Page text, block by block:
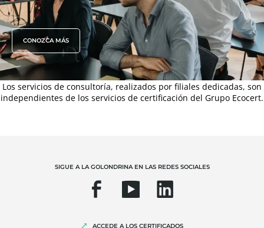
CONOZCA MÁS
Los servicios de consultoría, realizados por filiales dedicadas, son
independientes de los servicios de certificación del Grupo Ecocert.
SIGUE A LA GOLONDRINA EN LAS REDES SOCIALES
ACCEDE A LOS CERTIFICADOS